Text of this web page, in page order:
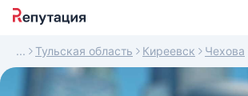
Тульская область Киреевск Чехова